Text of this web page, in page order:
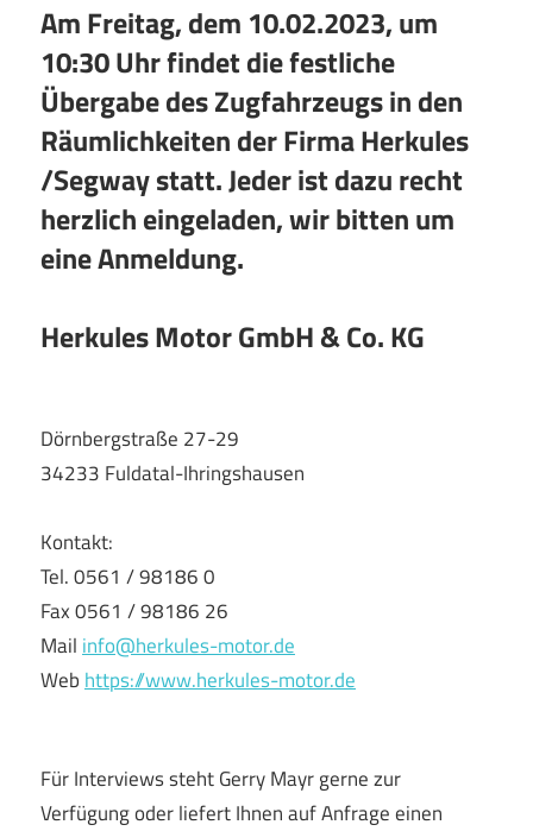
Am Freitag, dem 10.02.2023, um
10:30 Uhr findet die festliche
Übergabe des Zugfahrzeugs in den
Räumlichkeiten der Firma Herkules
/Segway statt. Jeder ist dazu recht
herzlich eingeladen, wir bitten um
eine Anmeldung.
Herkules Motor GmbH & Co. KG
Dörnbergstraße 27-29
34233 Fuldatal-Ihringshausen
Kontakt:
Tel. 0561 / 98186 0
Fax 0561 / 98186 26
Mail info@herkules-motor.de
Web https://www.herkules-motor.de
Für Interviews steht Gerry Mayr gerne zur
Verfügung oder liefert Ihnen auf Anfrage einen